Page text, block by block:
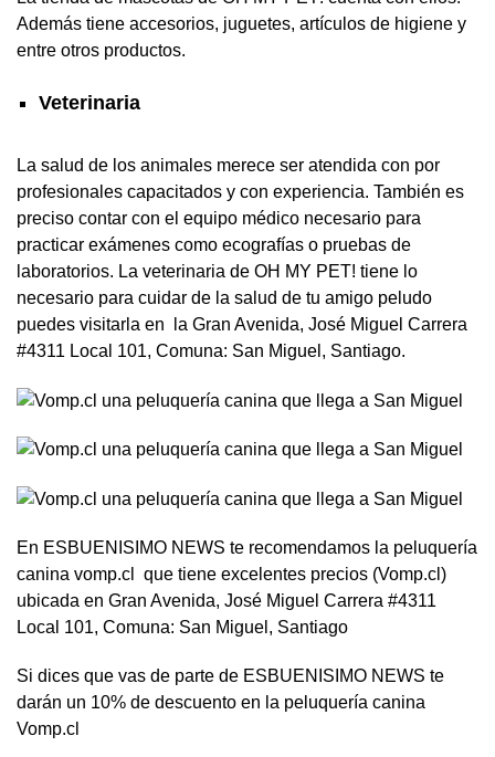
Además tiene accesorios, juguetes, artículos de higiene y
entre otros productos.
Veterinaria
La salud de los animales merece ser atendida con por
profesionales capacitados y con experiencia. También es
preciso contar con el equipo médico necesario para
practicar exámenes como ecografías o pruebas de
laboratorios. La veterinaria de OH MY PET! tiene lo
necesario para cuidar de la salud de tu amigo peludo
puedes visitarla en la Gran Avenida, José Miguel Carrera
#4311 Local 101, Comuna: San Miguel, Santiago.
En ESBUENISIMO NEWS te recomendamos la peluquería
canina vomp.cl que tiene excelentes precios (Vomp.cl)
ubicada en Gran Avenida, José Miguel Carrera #4311
Local 101, Comuna: San Miguel, Santiago
Si dices que vas de parte de ESBUENISIMO NEWS te
darán un 10% de descuento en la peluquería canina
Vomp.cl